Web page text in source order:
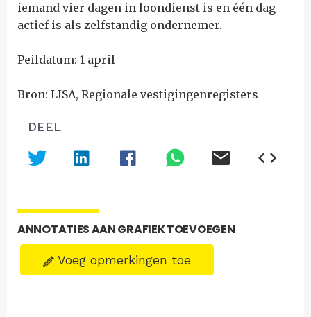
iemand vier dagen in loondienst is en één dag
actief is als zelfstandig ondernemer.
Peildatum: 1 april
Bron: LISA, Regionale vestigingenregisters
DEEL
ANNOTATIES AAN GRAFIEK TOEVOEGEN
Voeg opmerkingen toe